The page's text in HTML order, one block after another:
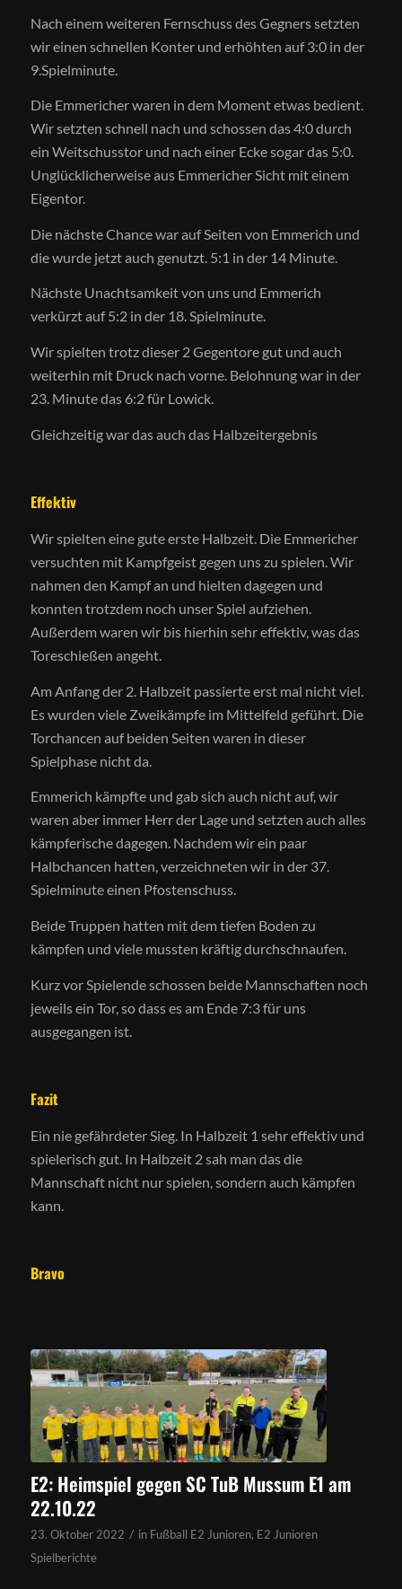
Nach einem weiteren Fernschuss des Gegners setzten
wir einen schnellen Konter und erhöhten auf 3:0 in der
9.Spielminute.
Die Emmericher waren in dem Moment etwas bedient.
Wir setzten schnell nach und schossen das 4:0 durch
ein Weitschusstor und nach einer Ecke sogar das 5:0.
Unglücklicherweise aus Emmericher Sicht mit einem
Eigentor.
Die nächste Chance war auf Seiten von Emmerich und
die wurde jetzt auch genutzt. 5:1 in der 14 Minute.
Nächste Unachtsamkeit von uns und Emmerich
verkürzt auf 5:2 in der 18. Spielminute.
Wir spielten trotz dieser 2 Gegentore gut und auch
weiterhin mit Druck nach vorne. Belohnung war in der
23. Minute das 6:2 für Lowick.
Gleichzeitig war das auch das Halbzeitergebnis
Effektiv
Wir spielten eine gute erste Halbzeit. Die Emmericher
versuchten mit Kampfgeist gegen uns zu spielen. Wir
nahmen den Kampf an und hielten dagegen und
konnten trotzdem noch unser Spiel aufziehen.
Außerdem waren wir bis hierhin sehr effektiv, was das
Toreschießen angeht.
Am Anfang der 2. Halbzeit passierte erst mal nicht viel.
Es wurden viele Zweikämpfe im Mittelfeld geführt. Die
Torchancen auf beiden Seiten waren in dieser
Spielphase nicht da.
Emmerich kämpfte und gab sich auch nicht auf, wir
waren aber immer Herr der Lage und setzten auch alles
kämpferische dagegen. Nachdem wir ein paar
Halbchancen hatten, verzeichneten wir in der 37.
Spielminute einen Pfostenschuss.
Beide Truppen hatten mit dem tiefen Boden zu
kämpfen und viele mussten kräftig durchschnaufen.
Kurz vor Spielende schossen beide Mannschaften noch
jeweils ein Tor, so dass es am Ende 7:3 für uns
ausgegangen ist.
Fazit
Ein nie gefährdeter Sieg. In Halbzeit 1 sehr effektiv und
spielerisch gut. In Halbzeit 2 sah man das die
Mannschaft nicht nur spielen, sondern auch kämpfen
kann.
Bravo
E2: Heimspiel gegen SC TuB Mussum E1 am
22.10.22
23. Oktober 2022 / in Fußball E2 Junioren, E2 Junioren
Spielberichte